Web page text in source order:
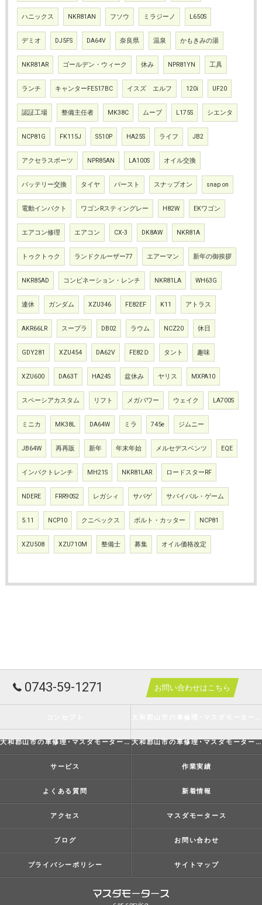
ハニックス NKR81AN フソウ ミラジーノ L650S
デミオ DJ5FS DA64V 奈良県 温泉 かもきみの湯
NKR81AR ゴールデン・ウィーク 休み NPR81YN 工具
ランチ キャンターFE517BC イスズ エルフ 120i UF20
認証工場 整備主任者 MK38C ムーブ L175S シエンタ
NCP81G FK115J S510P HA25S ライフ JB2
アクセラスポーツ NPR85AN LA100S オイル交換
バッテリー交換 タイヤ バースト スナップオン snap on
電動インパクト ワゴンRスティングレー H82W EKワゴン
エアコン修理 エアコン CX-3 DK8AW NKR81A
トゥクトゥク ランドクルーザー77 エアーマン 新年の御挨拶
NKR85AD コンビネーション・レンチ NKR81LA WH63G
連休 ガンダム XZU346 FE82EF K11 アトラス
AKR66LR スープラ DB02 ラウム NCZ20 休日
GDY281 XZU454 DA62V FE82Ｄ タント 趣味
XZU600 DA63T HA24S 盆休み ヤリス MXPA10
スペーシアカスタム リフト メガパワー ウェイク LA700S
ミニカ MK38L DA64W ミラ 745e ジムニー
JB64W 再再販 新年 年末年始 メルセデスベンツ EQE
インパクトレンチ MH21S NKR81LAR ロードスターRF
NDERE FRR90S2 レガシィ サバゲ サバイバル・ゲーム
5.11 NCP10 クニペックス ボルト・カッター NCP81
XZU508 XZU710M 整備士 募集 オイル価格改定
0743-59-1271 お問い合わせはこちら
大和郡山市の車修理･マスダモータースの評判 大和郡山市の車修理･マスダモータースのお客様の声
サービス 作業実績
よくある質問 新着情報
アクセス マスダモータース
ブログ お問い合わせ
プライバシーポリシー サイトマップ